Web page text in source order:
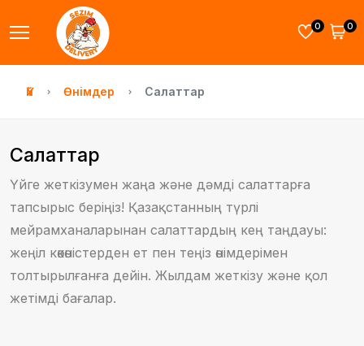
0 0
Үй Өнімдер Салаттар
Салаттар
Үйге жеткізумен жаңа және дәмді салаттарға
тапсырыс беріңіз! Қазақстанның түрлі
мейрамханаларынан салаттардың кең таңдауы:
жеңіл көкөністерден ет пен теңіз өнімдерімен
толтырылғанға дейін. Жылдам жеткізу және қол
жетімді бағалар.